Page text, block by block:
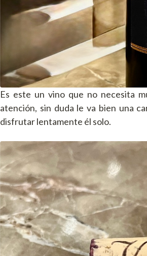
Es este un vino que no necesita
atención, sin duda le va bien una
disfrutar lentamente él solo.